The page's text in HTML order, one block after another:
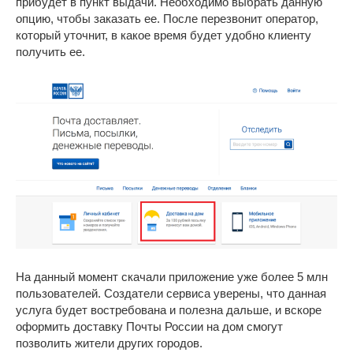
опцию, чтобы заказать ее. После перезвонит оператор,
который уточнит, в какое время будет удобно клиенту
получить ее.
На данный момент скачали приложение уже более 5 млн
пользователей. Создатели сервиса уверены, что данная
услуга будет востребована и полезна дальше, и вскоре
оформить доставку Почты России на дом смогут
позволить жители других городов.